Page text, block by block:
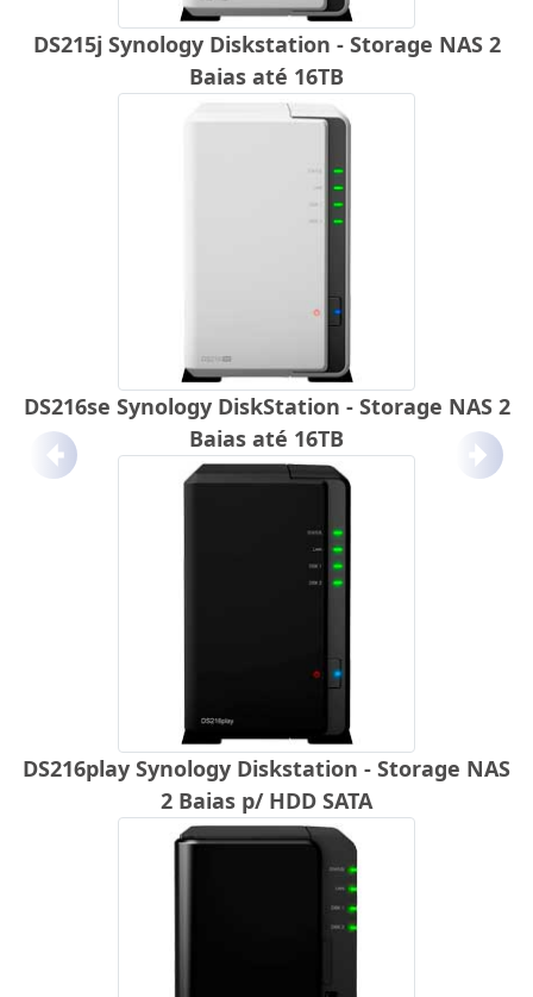
DS215j Synology Diskstation - Storage NAS 2
Baias até 16TB
DS216se Synology DiskStation - Storage NAS 2
Baias até 16TB
DS216play Synology Diskstation - Storage NAS
2 Baias p/ HDD SATA
Anterior